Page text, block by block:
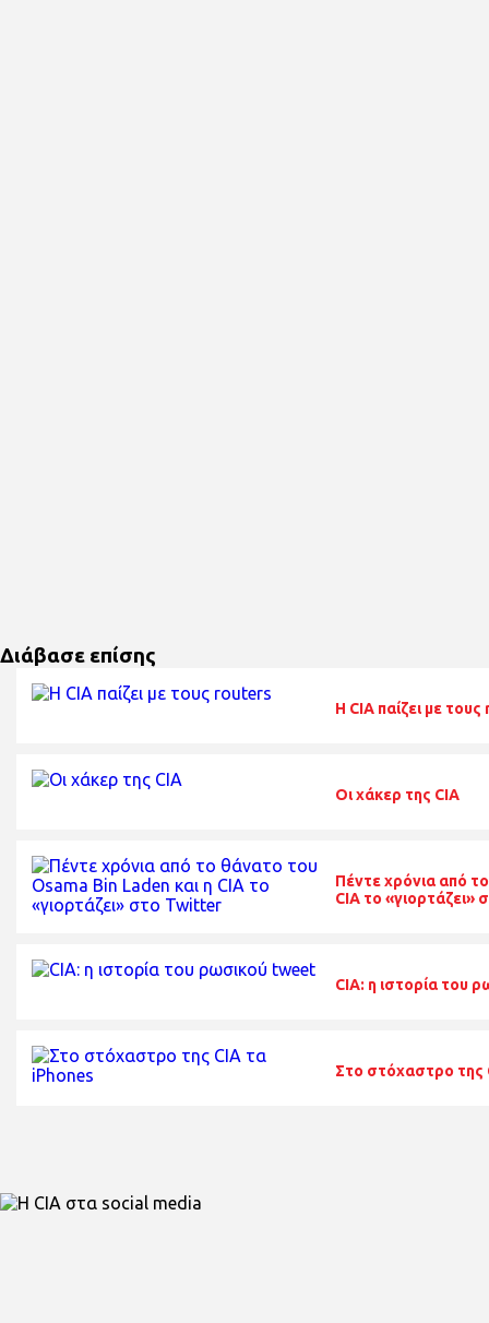
Διάβασε επίσης
Η CIA παίζει με
Οι χάκερ της CIA
Πέντε χρόνια από
CIA το «γιορτάζει»
CIA: η ιστορία του
Στο στόχαστρο της